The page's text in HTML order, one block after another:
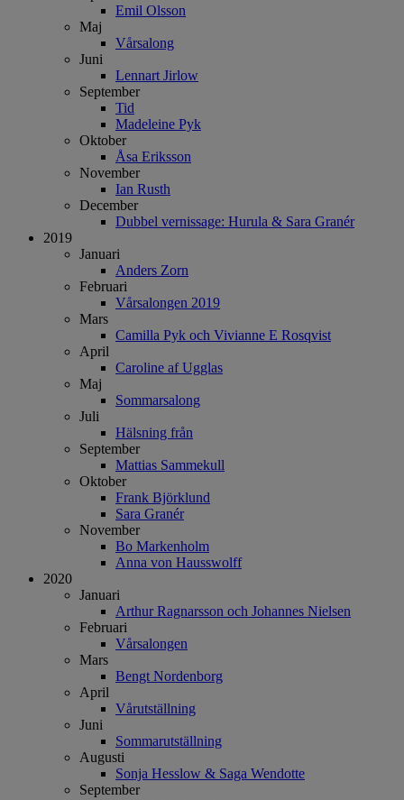
Emil Olsson
Maj
Vårsalong
Juni
Lennart Jirlow
September
Tid
Madeleine Pyk
Oktober
Åsa Eriksson
November
Ian Rusth
December
Dubbel vernissage: Hurula & Sara Granér
2019
Januari
Anders Zorn
Februari
Vårsalongen 2019
Mars
Camilla Pyk och Vivianne E Rosqvist
April
Caroline af Ugglas
Maj
Sommarsalong
Juli
Hälsning från
September
Mattias Sammekull
Oktober
Frank Björklund
Sara Granér
November
Bo Markenholm
Anna von Hausswolff
2020
Januari
Arthur Ragnarsson och Johannes Nielsen
Februari
Vårsalongen
Mars
Bengt Nordenborg
April
Vårutställning
Juni
Sommarutställning
Augusti
Sonja Hesslow & Saga Wendotte
September